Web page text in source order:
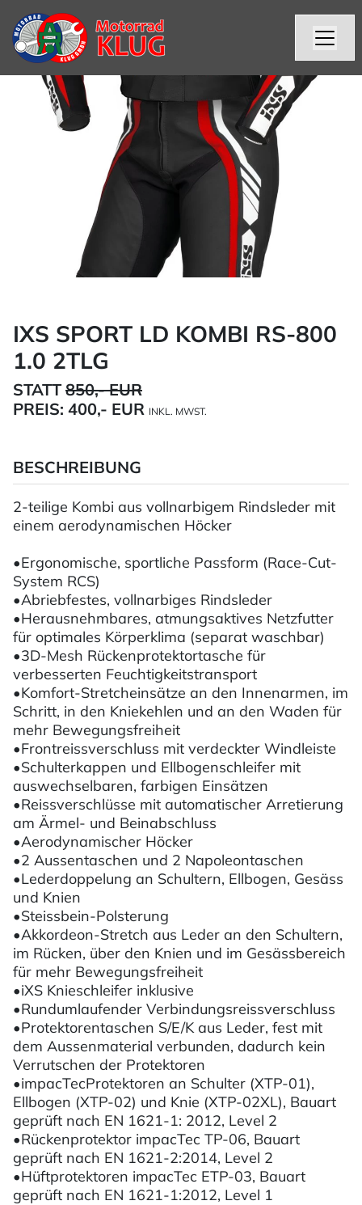
IXS SPORT LD KOMBI RS-800
1.0 2TLG
STATT850,- EUR
PREIS: 400,- EUR INKL. MWST.
BESCHREIBUNG
2-teilige Kombi aus vollnarbigem Rindsleder mit
einem aerodynamischen Höcker
•Ergonomische, sportliche Passform (Race-Cut-
System RCS)
•Abriebfestes, vollnarbiges Rindsleder
•Herausnehmbares, atmungsaktives Netzfutter
für optimales Körperklima (separat waschbar)
•3D-Mesh Rückenprotektortasche für
verbesserten Feuchtigkeitstransport
•Komfort-Stretcheinsätze an den Innenarmen, im
Schritt, in den Kniekehlen und an den Waden für
mehr Bewegungsfreiheit
•Frontreissverschluss mit verdeckter Windleiste
•Schulterkappen und Ellbogenschleifer mit
auswechselbaren, farbigen Einsätzen
•Reissverschlüsse mit automatischer Arretierung
am Ärmel- und Beinabschluss
•Aerodynamischer Höcker
•2 Aussentaschen und 2 Napoleontaschen
•Lederdoppelung an Schultern, Ellbogen, Gesäss
und Knien
•Steissbein-Polsterung
•Akkordeon-Stretch aus Leder an den Schultern,
im Rücken, über den Knien und im Gesässbereich
für mehr Bewegungsfreiheit
•iXS Knieschleifer inklusive
•Rundumlaufender Verbindungsreissverschluss
•Protektorentaschen S/E/K aus Leder, fest mit
dem Aussenmaterial verbunden, dadurch kein
Verrutschen der Protektoren
•impacTecProtektoren an Schulter (XTP-01),
Ellbogen (XTP-02) und Knie (XTP-02XL), Bauart
geprüft nach EN 1621-1: 2012, Level 2
•Rückenprotektor impacTec TP-06, Bauart
geprüft nach EN 1621-2:2014, Level 2
•Hüftprotektoren impacTec ETP-03, Bauart
geprüft nach EN 1621-1:2012, Level 1